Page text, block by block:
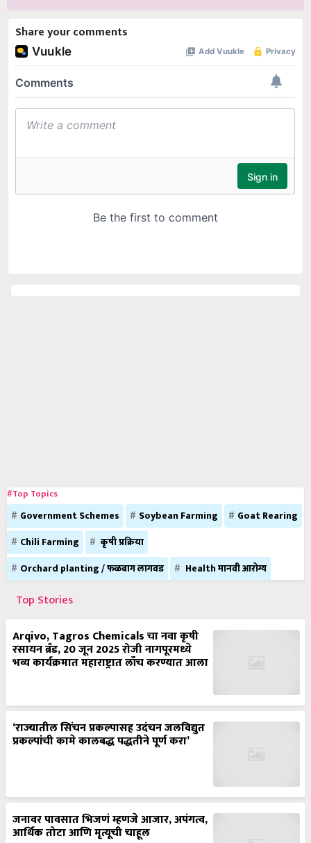
Share your comments
#Top Topics
Government Schemes Soybean Farming
Goat Rearing
Chili Farming
कृषी प्रक्रिया
Orchard planting / फळबाग लागवड
Health मानवी आरोग्य
Top Stories
Arqivo, Tagros Chemicals चा नवा कृषी
रसायन ब्रँड, 20 जून 2025 रोजी नागपूरमध्ये
भव्य कार्यक्रमात महाराष्ट्रात लाँच करण्यात आला
‘राज्यातील सिंचन प्रकल्पासह उदंचन जलविद्युत
प्रकल्पांची कामे कालबद्ध पद्धतीने पूर्ण करा’
जनावर पावसात भिजणं म्हणजे आजार, अपंगत्व,
आर्थिक तोटा आणि मृत्यूची चाहूल